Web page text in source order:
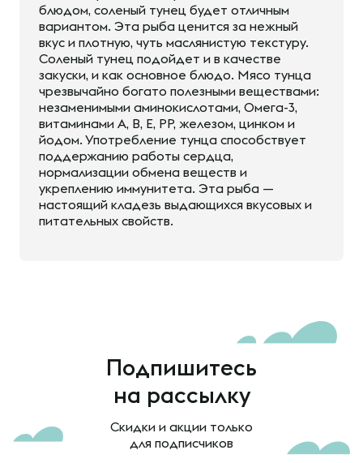
блюдом, соленый тунец будет отличным
вариантом. Эта рыба ценится за нежный
вкус и плотную, чуть маслянистую текстуру.
Соленый тунец подойдет и в качестве
закуски, и как основное блюдо. Мясо тунца
чрезвычайно богато полезными веществами:
незаменимыми аминокислотами, Омега-3,
витаминами A, B, E, PP, железом, цинком и
йодом. Употребление тунца способствует
поддержанию работы сердца,
нормализации обмена веществ и
укреплению иммунитета. Эта рыба —
настоящий кладезь выдающихся вкусовых и
питательных свойств.
Подпишитесь
на рассылку
Скидки и акции только
для подписчиков